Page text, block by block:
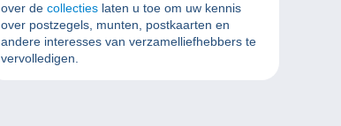
over de collecties laten u toe om uw kennis
over postzegels, munten, postkaarten en
andere interesses van verzamelliefhebbers te
vervolledigen.